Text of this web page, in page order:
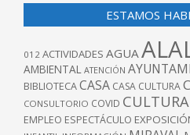
ESTAMOS
012 ACTIVIDADES AGUA
AMBIENTAL ATENCIÓN
BIBLIOTECACASA CASA CULTURA
CONSULTORIO COVID CULTURA
EMPLEO ESPECTÁCULO